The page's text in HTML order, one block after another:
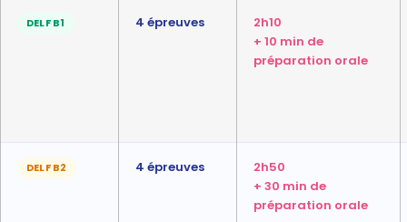
DELF B1 4 épreuves
2h10
+ 10 min de
préparation orale
DELF B2 4 épreuves
2h50
+ 30 min de
préparation orale